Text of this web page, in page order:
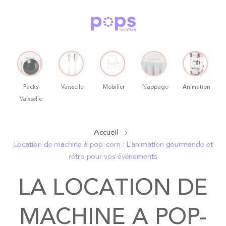
Packs
Vaisselle
Vaisselle Mobilier Nappage Animation
au
Accueil
Location de machine à pop-corn : L’animation gourmande et
rétro pour vos événements
LA LOCATION DE
MACHINE A POP-